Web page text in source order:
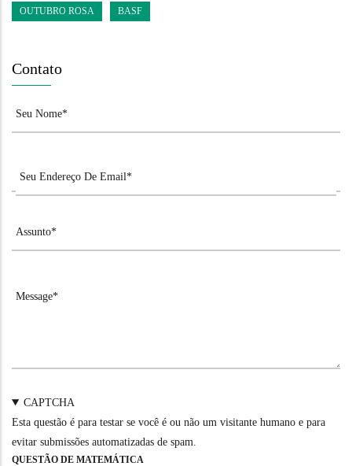
OUTUBRO ROSA BASF
Contato
CAPTCHA
Esta questão é para testar se você é ou não um visitante humano e para
evitar submissões automatizadas de spam.
QUESTÃO DE MATEMÁTICA